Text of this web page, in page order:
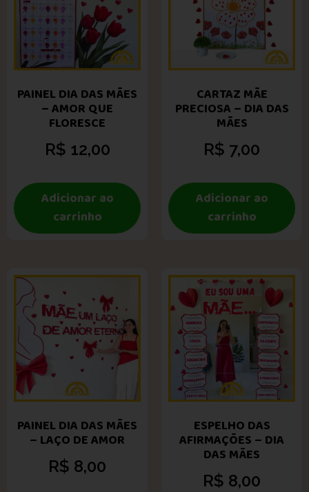
PAINEL DIA DAS MÃES
– AMOR QUE
FLORESCE
R$ 12,00
Adicionar ao
carrinho
CARTAZ MÃE
PRECIOSA – DIA DAS
MÃES
R$ 7,00
Adicionar ao
carrinho
PAINEL DIA DAS MÃES
– LAÇO DE AMOR
R$ 8,00
ESPELHO DAS
AFIRMAÇÕES – DIA
DAS MÃES
R$ 8,00